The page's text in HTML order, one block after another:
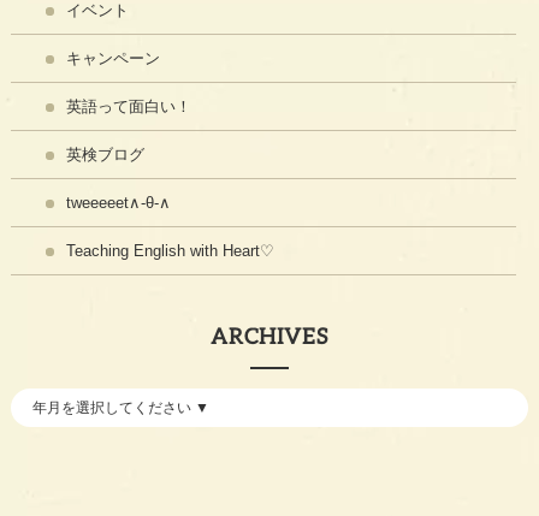
イベント
キャンペーン
英語って面白い！
英検ブログ
tweeeeet∧-θ-∧
Teaching English with Heart♡
ARCHIVES